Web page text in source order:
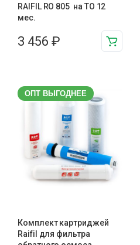
RAIFIL RO 805 на ТО 12
мес.
3 456 ₽
ОПТ ВЫГОДНЕЕ
Комплект картриджей
Raifil для фильтра